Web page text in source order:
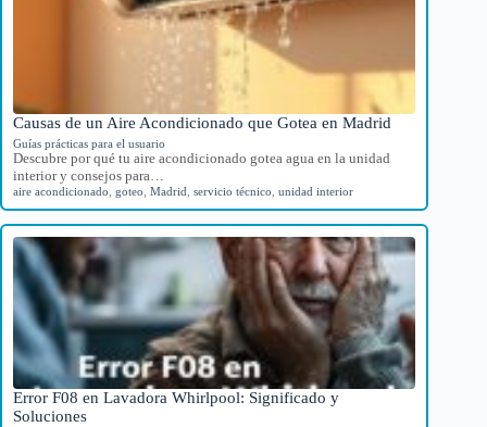
Causas de un Aire Acondicionado que Gotea en Madrid
Guías prácticas para el usuario
Descubre por qué tu aire acondicionado gotea agua en la unidad
interior y consejos para…
aire acondicionado goteo Madrid servicio técnico unidad interior
Error F08 en Lavadora Whirlpool: Significado y
Soluciones